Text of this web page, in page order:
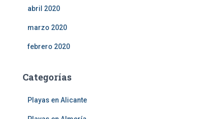
abril 2020
marzo 2020
febrero 2020
Categorías
Playas en Alicante